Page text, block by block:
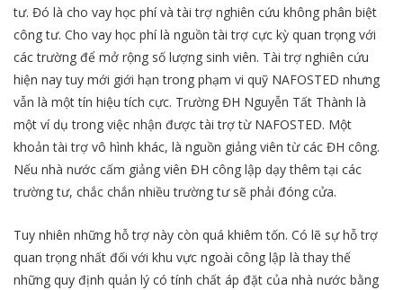
tư. Đó là cho vay học phí và tài trợ nghiên cứu không phân biệt
công tư. Cho vay học phí là nguồn tài trợ cực kỳ quan trọng với
các trường để mở rộng số lượng sinh viên. Tài trợ nghiên cứu
hiện nay tuy mới giới hạn trong phạm vi quỹ NAFOSTED nhưng
vẫn là một tín hiệu tích cực. Trường ĐH Nguyễn Tất Thành là
một ví dụ trong việc nhận được tài trợ từ NAFOSTED. Một
khoản tài trợ vô hình khác, là nguồn giảng viên từ các ĐH công.
Nếu nhà nước cấm giảng viên ĐH công lập dạy thêm tại các
trường tư, chắc chắn nhiều trường tư sẽ phải đóng cửa.
Tuy nhiên những hỗ trợ này còn quá khiêm tốn. Có lẽ sự hỗ trợ
quan trọng nhất đối với khu vực ngoài công lập là thay thế
những quy định quản lý có tính chất áp đặt của nhà nước bằng